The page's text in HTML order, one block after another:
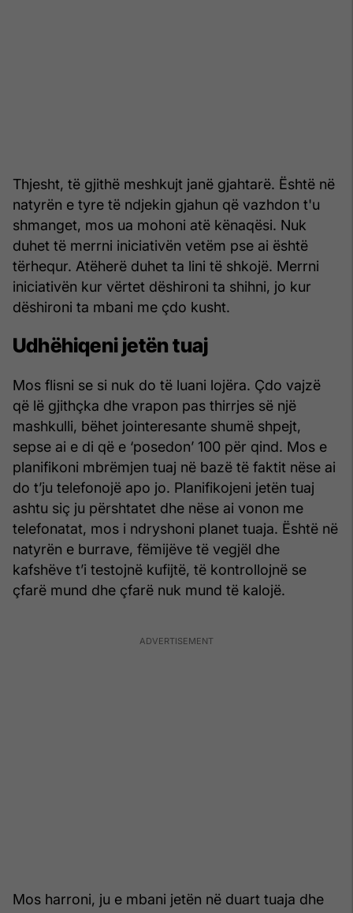
Thjesht, të gjithë meshkujt janë gjahtarë. Është në
natyrën e tyre të ndjekin gjahun që vazhdon t'u
shmanget, mos ua mohoni atë kënaqësi. Nuk
duhet të merrni iniciativën vetëm pse ai është
tërhequr. Atëherë duhet ta lini të shkojë. Merrni
iniciativën kur vërtet dëshironi ta shihni, jo kur
dëshironi ta mbani me çdo kusht.
Udhëhiqeni jetën tuaj
Mos flisni se si nuk do të luani lojëra. Çdo vajzë
që lë gjithçka dhe vrapon pas thirrjes së një
mashkulli, bëhet jointeresante shumë shpejt,
sepse ai e di që e ‘posedon’ 100 për qind. Mos e
planifikoni mbrëmjen tuaj në bazë të faktit nëse ai
do t’ju telefonojë apo jo. Planifikojeni jetën tuaj
ashtu siç ju përshtatet dhe nëse ai vonon me
telefonatat, mos i ndryshoni planet tuaja. Është në
natyrën e burrave, fëmijëve të vegjël dhe
kafshëve t’i testojnë kufijtë, të kontrollojnë se
çfarë mund dhe çfarë nuk mund të kalojë.
Mos harroni, ju e mbani jetën në duart tuaja dhe